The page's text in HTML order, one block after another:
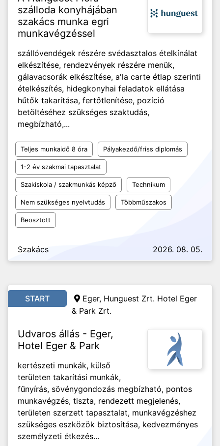
szálloda konyhájában
szakács munka egri
munkavégzéssel
szállóvendégek részére svédasztalos ételkínálat
elkészítése, rendezvények részére menük,
gálavacsorák elkészítése, a'la carte étlap szerinti
ételkészítés, hidegkonyhai feladatok ellátása
hűtők takarítása, fertőtlenítése, pozíció
betöltéséhez szükséges szaktudás,
megbízható,...
Teljes munkaidő 8 óra Pályakezdő/friss diplomás
1-2 év szakmai tapasztalat
Szakiskola / szakmunkás képző Technikum
Nem szükséges nyelvtudás Többműszakos
Beosztott
Szakács 2026. 08. 05.
START
Eger, Hunguest Zrt. Hotel Eger
& Park Zrt.
Udvaros állás - Eger,
Hotel Eger & Park
kertészeti munkák, külső
területen takarítási munkák,
fűnyírás, sövénygondozás megbízható, pontos
munkavégzés, tiszta, rendezett megjelenés,
területen szerzett tapasztalat, munkavégzéshez
szükséges eszközök biztosítása, kedvezményes
személyzeti étkezés...